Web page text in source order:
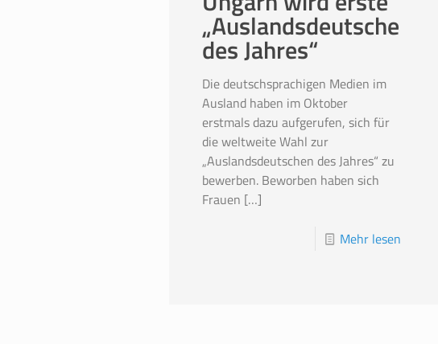
„Auslandsdeutsche
des Jahres“
Die deutschsprachigen Medien im
Ausland haben im Oktober
erstmals dazu aufgerufen, sich für
die weltweite Wahl zur
„Auslandsdeutschen des Jahres“ zu
bewerben. Beworben haben sich
Frauen […]
Mehr lesen